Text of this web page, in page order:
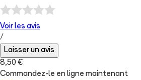
Voir les avis
/
Laisser un avis
8,50 €
Commandez-le en ligne maintenant